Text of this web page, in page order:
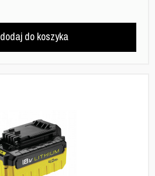
dodaj do koszyka